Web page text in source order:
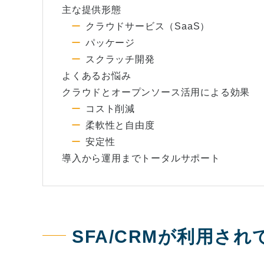
主な提供形態
クラウドサービス（SaaS）
パッケージ
スクラッチ開発
よくあるお悩み
クラウドとオープンソース活用による効果
コスト削減
柔軟性と自由度
安定性
導入から運用までトータルサポート
SFA/CRMが利用され